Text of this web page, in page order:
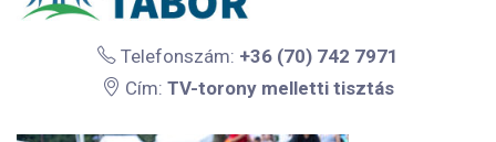
Telefonszám: +36 (70) 742 7971
Cím: TV-torony melletti tisztás